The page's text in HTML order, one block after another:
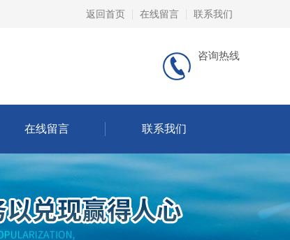
返回首页 在线留言 联系我们
咨询热线
在线留言 联系我们